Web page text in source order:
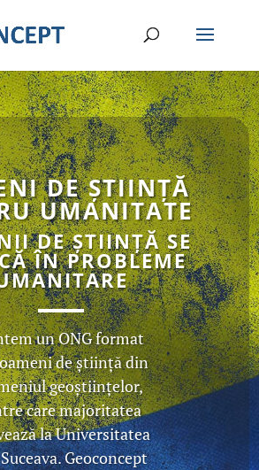
DE ȘTIINȚĂ
UMANITATE
DE ȘTIINȚĂ SE
ÎN PROBLEME
un ONG format
de știință din
geoștiințelor,
care majoritatea
la Universitatea
Geoconcept